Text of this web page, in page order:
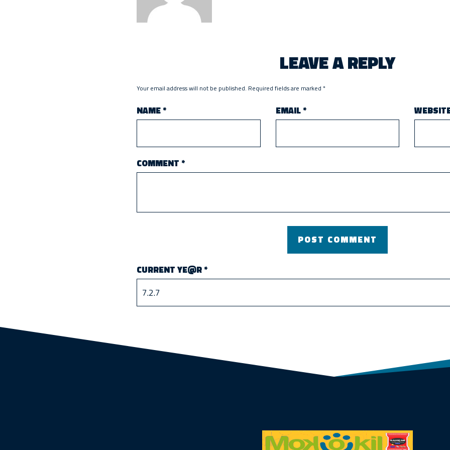
LEAVE A REPLY
Your email address will not be published. Required fields are marked *
NAME* EMAIL*
COMMENT *
CURRENT YE@R*